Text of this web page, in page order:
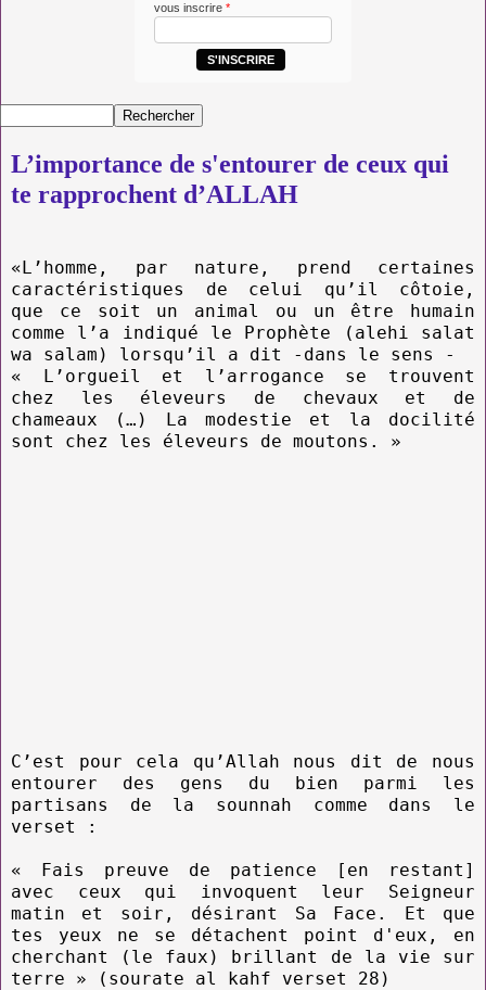
vous inscrire *
S'INSCRIRE
L’importance de s'entourer de ceux qui
te rapprochent d’ALLAH
«L’homme, par nature, prend certaines
caractéristiques de celui qu’il côtoie,
que ce soit un animal ou un être humain
comme l’a indiqué le Prophète (alehi salat
wa salam) lorsqu’il a dit -dans le sens -
« L’orgueil et l’arrogance se trouvent
chez les éleveurs de chevaux et de
chameaux (…) La modestie et la docilité
sont chez les éleveurs de moutons. »
C’est pour cela qu’Allah nous dit de nous
entourer des gens du bien parmi les
partisans de la sounnah comme dans le
verset :
« Fais preuve de patience [en restant]
avec ceux qui invoquent leur Seigneur
matin et soir, désirant Sa Face. Et que
tes yeux ne se détachent point d'eux, en
cherchant (le faux) brillant de la vie sur
terre » (sourate al kahf verset 28)